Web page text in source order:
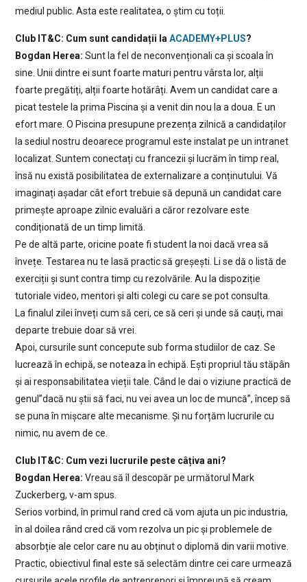
mediul public. Asta este realitatea, o știm cu toții.
Club IT&C: Cum sunt candidații la ACADEMY+PLUS?
Bogdan Herea: Sunt la fel de neconvenționali ca și scoala în
sine. Unii dintre ei sunt foarte maturi pentru vârsta lor, alții
foarte pregătiți, alții foarte hotărâți. Avem un candidat care a
picat testele la prima Piscina și a venit din nou la a doua. E un
efort mare. O Piscina presupune prezența zilnică a candidaților
la sediul nostru deoarece programul este instalat pe un intranet
localizat. Suntem conectați cu francezii și lucrăm în timp real,
însă nu există posibilitatea de externalizare a conținutului. Vă
imaginați așadar cât efort trebuie să depună un candidat care
primește aproape zilnic evaluări a căror rezolvare este
condiționată de un timp limită.
Pe de altă parte, oricine poate fi student la noi dacă vrea să
învețe. Testarea nu te lasă practic să greșești. Li se dă o listă de
exerciții și sunt contra timp cu rezolvările. Au la dispoziție
tutoriale video, mentori și alti colegi cu care se pot consulta.
La finalul zilei înveți cum să ceri, ce să ceri și unde să cauți, mai
departe trebuie doar să vrei.
Apoi, cursurile sunt concepute sub forma studiilor de caz. Se
lucrează în echipă, se noteaza în echipă. Ești propriul tău stăpân
și ai responsabilitatea vieții tale. Când le dai o viziune practică de
genul”dacă nu știi să faci, nu vei avea un loc de muncă”, încep să
se puna în mișcare alte mecanisme. Și nu forțăm lucrurile cu
nimic, nu avem de ce.
Club IT&C: Cum vezi lucrurile peste câțiva ani?
Bogdan Herea: Vreau să îl descopăr pe următorul Mark
Zuckerberg, v-am spus.
Serios vorbind, în primul rand cred că vom ajuta un pic industria,
în al doilea rând cred că vom rezolva un pic și problemele de
absorbție ale celor care nu au obținut o diplomă din varii motive.
Practic, obiectivul final este să selectăm dintre cei care urmează